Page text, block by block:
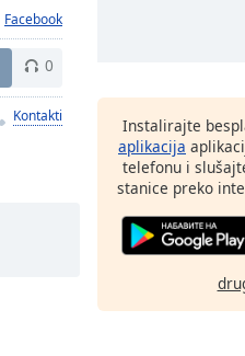
0
Kontakti
Instalirajte
aplikacija
telefonu i
stanice preko